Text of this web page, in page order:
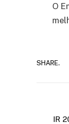
O
SHARE.
IR